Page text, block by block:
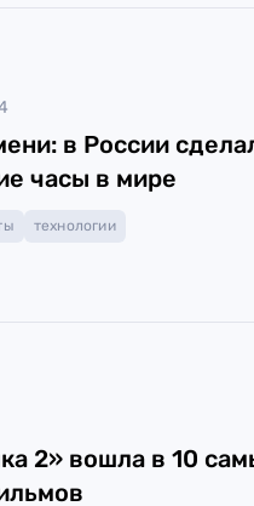
в России
часы в мире
технологии
2» вошла в 10